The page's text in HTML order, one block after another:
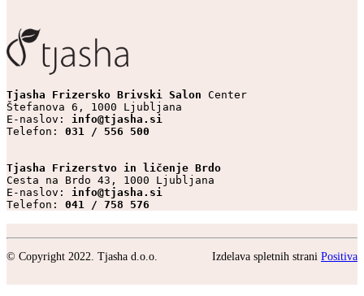
Tjasha Frizersko Brivski Salon Center
Štefanova 6, 1000 Ljubljana
E-naslov: info@tjasha.si
Telefon: 031 / 556 500
Tjasha Frizerstvo in ličenje Brdo
Cesta na Brdo 43, 1000 Ljubljana
E-naslov: info@tjasha.si
Telefon: 041 / 758 576
© Copyright 2022. Tjasha d.o.o. Izdelava spletnih strani Positiva